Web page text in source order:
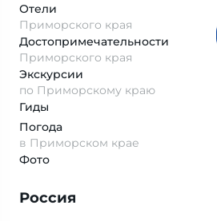
Отели
Приморского края
Достопримеча­тельности
Приморского края
Экскурсии
по Приморскому краю
Гиды
Погода
в Приморском крае
Фото
Россия